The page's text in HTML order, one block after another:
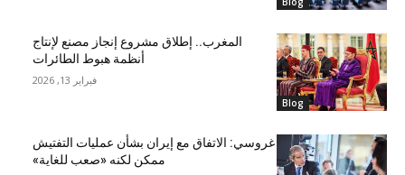
Blog
المغرب.. إطلاق مشروع إنجاز مصنع لإنتاج
أنظمة هبوط الطائرات
فبراير 13, 2026
غروسي: الاتفاق مع إيران بشأن عمليات التفتيش
ممكن لكنه «صعب للغاية»